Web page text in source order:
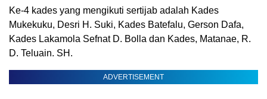
Ke-4 kades yang mengikuti sertijab adalah Kades
Mukekuku, Desri H. Suki, Kades Batefalu, Gerson Dafa,
Kades Lakamola Sefnat D. Bolla dan Kades, Matanae, R.
D. Teluain. SH.
ADVERTISEMENT